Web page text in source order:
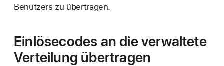
Benutzers zu übertragen.
Einlösecodes an die verwaltete
Verteilung übertragen